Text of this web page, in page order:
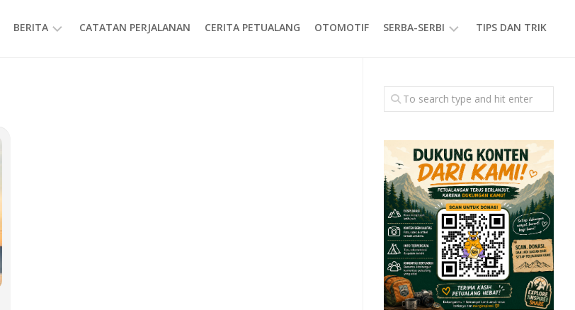
BERITA CATATAN PERJALANAN CERITA PETUALANG OTOMOTIF SERBA-SERBI
GAYA
HIDUP
TIPS DAN TRIK